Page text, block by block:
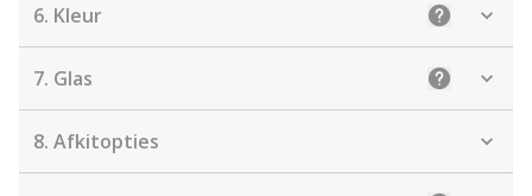
6. Kleur Uitleg:
7. Glas Uitleg:
8. Afkitopties